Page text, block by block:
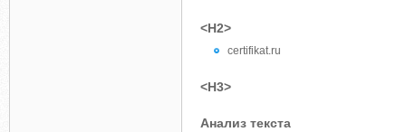
<H2>
certifikat.ru
<H3>
Анализ текста